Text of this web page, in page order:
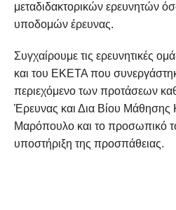
μεταδιδακτορικών ερευνητών
υποδομών έρευνας.
Συγχαίρουμε τις ερευνητικές
και του ΕΚΕΤΑ που
περιεχόμενο των προτάσεων
Έρευνας και Δια Βίου Μάθησης
Μαρόπουλο και το προσωπικό
υποστήριξη της προσπάθειας.